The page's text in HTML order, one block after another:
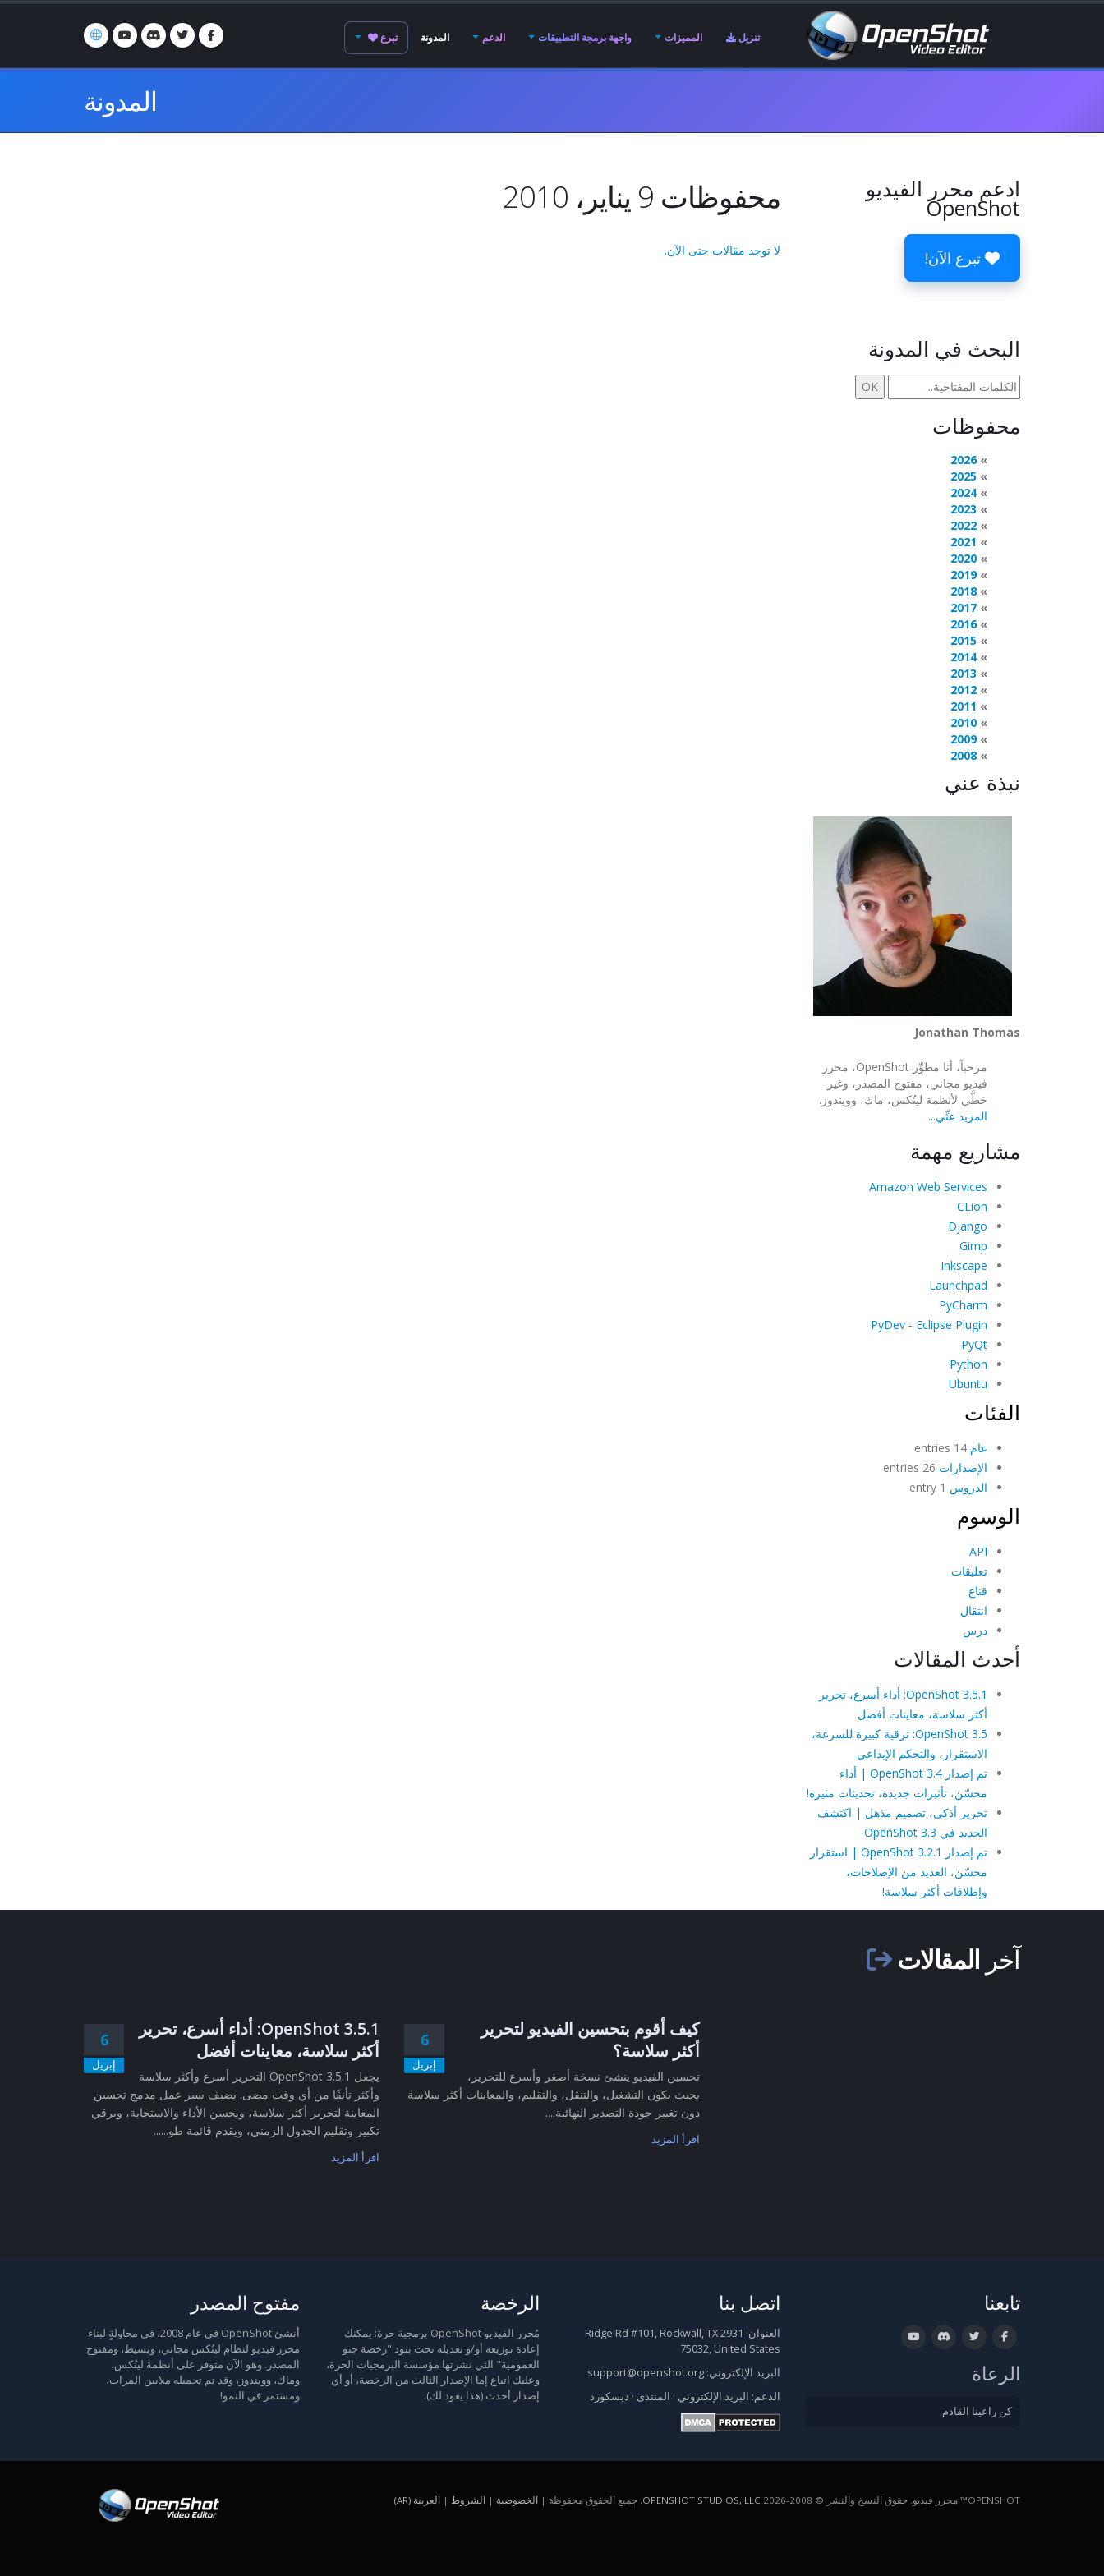
تنزيل المميزات واجهة برمجة التطبيقات الدعم المدونة تبرع
المدونة
محفوظات 9 يناير، 2010
لا توجد مقالات حتى الآن.
ادعم محرر الفيديو
OpenShot
تبرع الآن!
البحث في المدونة
محفوظات
2026
2025
2024
2023
2022
2021
2020
2019
2018
2017
2016
2015
2014
2013
2012
2011
2010
2009
2008
نبذة عني
Jonathan Thomas
مرحباً، أنا مطوِّر OpenShot، محرر
فيديو مجاني، مفتوح المصدر، وغير
خطَّي لأنظمة لينُكس، ماك، وويندوز.
المزيد عنِّي...
مشاريع مهمة
Amazon Web Services
CLion
Django
Gimp
Inkscape
Launchpad
PyCharm
PyDev - Eclipse Plugin
PyQt
Python
Ubuntu
الفئات
عام
الإصدارات
الدروس
الوسوم
API
تعليقات
قناع
انتقال
درس
أحدث المقالات
OpenShot 3.5.1: أداء أسرع، تحرير
أكثر سلاسة، معاينات أفضل
OpenShot 3.5: ترقية كبيرة للسرعة،
الاستقرار، والتحكم الإبداعي
تم إصدار OpenShot 3.4 | أداء
محسّن، تأثيرات جديدة، تحديثات مثيرة!
تحرير أذكى، تصميم مذهل | اكتشف
الجديد في OpenShot 3.3
تم إصدار OpenShot 3.2.1 | استقرار
محسّن، العديد من الإصلاحات،
وإطلاقات أكثر سلاسة!
آخر المقالات
6
إبريل
OpenShot 3.5.1: أداء أسرع، تحرير
أكثر سلاسة، معاينات أفضل
يجعل OpenShot 3.5.1 التحرير أسرع وأكثر سلاسة
وأكثر تأنقًا من أي وقت مضى. يضيف سير عمل مدمج تحسين
المعاينة لتحرير أكثر سلاسة، ويحسن الأداء والاستجابة، ويرقي
تكبير وتقليم الجدول الزمني، ويقدم قائمة طو......
اقرأ المزيد
6
إبريل
كيف أقوم بتحسين الفيديو لتحرير
أكثر سلاسة؟
تحسين الفيديو ينشئ نسخة أصغر وأسرع للتحرير،
بحيث يكون التشغيل، والتنقل، والتقليم، والمعاينات أكثر سلاسة
دون تغيير جودة التصدير النهائية....
اقرأ المزيد
مفتوح المصدر
أنشئ OpenShot في عام 2008، في محاولةٍ لبناء
محرر فيديو لنظام لينُكس مجاني، وبسيط، ومفتوح
المصدر. وهو الآن متوفر على أنظمة لينُكس،
وماك، وويندوز، وقد تم تحميله ملايين المرات،
ومستمر في النمو!
الرخصة
مُحرر الفيديو OpenShot برمجية حرة: يمكنك
إعادة توزيعه أو/و تعديله تحت بنود "رخصة جنو
العمومية" التي نشرتها مؤسسة البرمجيات الحرة،
وعليك اتباع إما الإصدار الثالث من الرخصة، أو أي
إصدار أحدث (هذا يعود لك).
اتصل بنا
العنوان:
2931 Ridge Rd #101, Rockwall, TX
75032, United States
البريد الإلكتروني: support@openshot.org
الدعم: البريد الإلكتروني · المنتدى · ديسكورد
تابعنا
الرعاة
كن راعينا القادم.
OPENSHOT™ محرر فيديو. حقوق النسخ والنشر © 2008-2026 OPENSHOT STUDIOS, LLC. جميع الحقوق محفوظة | الخصوصية | الشروط | العربية (AR)